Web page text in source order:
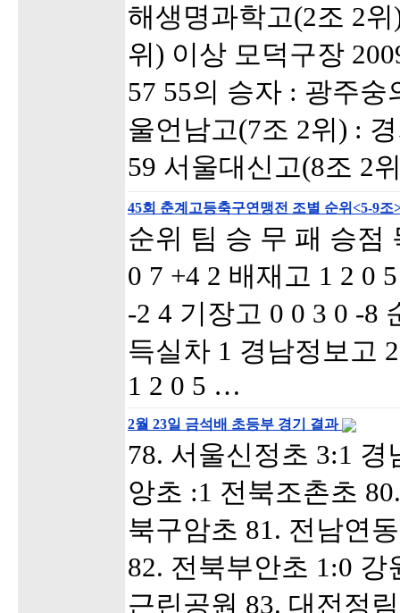
해생명과학고(2조 2
위) 이상 모덕구장
57 55의 승자 : 광주숭
울언남고(7조 2위) :
59 서울대신고(8조 2
45회 춘계고등축구연맹전 조별 순위<5-9조
순위 팀 승 무 패 승점
0 7 +4 2 배재고 1 2 0
-2 4 기장고 0 0 3 0 -8
득실차 1 경남정보고
1 2 0 5 …
2월 23일 금석배 초등부 경기 결과
78. 서울신정초 3:1
앙초 :1 전북조촌초
북구암초 81. 전남연
82. 전북부안초 1:0
근린공원 83. 대전정